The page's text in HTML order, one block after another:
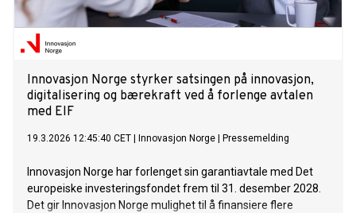
Innovasjon Norge styrker satsingen på innovasjon,
digitalisering og bærekraft ved å forlenge avtalen
med EIF
19.3.2026 12:45:40 CET Innovasjon Norge Pressemelding
Innovasjon Norge har forlenget sin garantiavtale med Det
europeiske investeringsfondet frem til 31. desember 2028.
Det gir Innovasjon Norge mulighet til å finansiere flere